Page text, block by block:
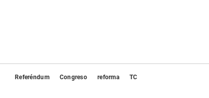
Referéndum Congreso reforma
TC